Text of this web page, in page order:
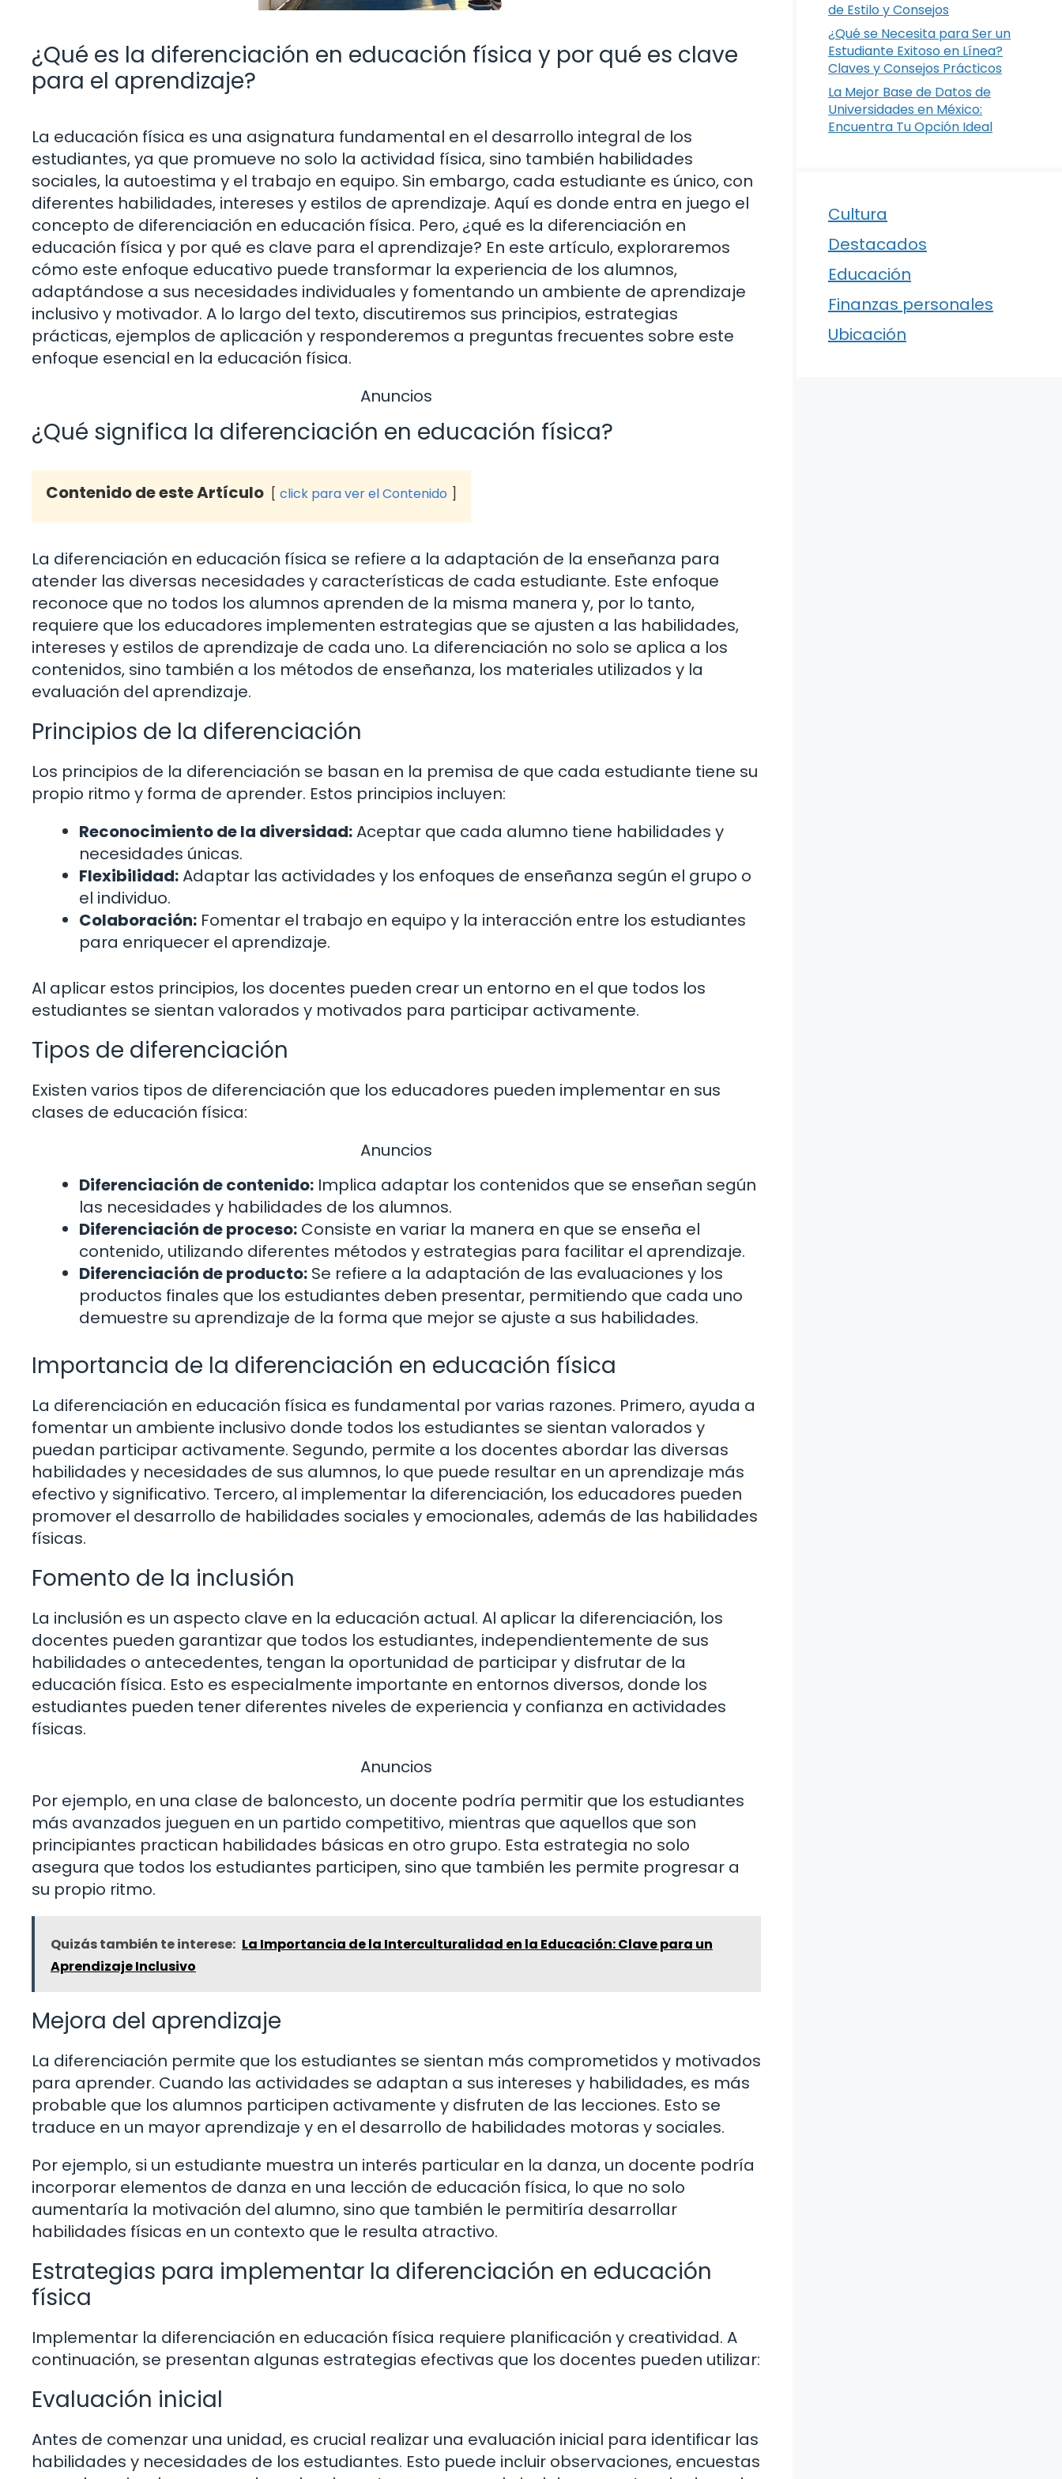
¿Qué es la diferenciación en educación física y por qué es clave
para el aprendizaje?
La educación física es una asignatura fundamental en el desarrollo integral de los
estudiantes, ya que promueve no solo la actividad física, sino también habilidades
sociales, la autoestima y el trabajo en equipo. Sin embargo, cada estudiante es único, con
diferentes habilidades, intereses y estilos de aprendizaje. Aquí es donde entra en juego el
concepto de diferenciación en educación física. Pero, ¿qué es la diferenciación en
educación física y por qué es clave para el aprendizaje? En este artículo, exploraremos
cómo este enfoque educativo puede transformar la experiencia de los alumnos,
adaptándose a sus necesidades individuales y fomentando un ambiente de aprendizaje
inclusivo y motivador. A lo largo del texto, discutiremos sus principios, estrategias
prácticas, ejemplos de aplicación y responderemos a preguntas frecuentes sobre este
enfoque esencial en la educación física.
Anuncios
¿Qué significa la diferenciación en educación física?
Contenido de este Artículo click para ver el Contenido
La diferenciación en educación física se refiere a la adaptación de la enseñanza para
atender las diversas necesidades y características de cada estudiante. Este enfoque
reconoce que no todos los alumnos aprenden de la misma manera y, por lo tanto,
requiere que los educadores implementen estrategias que se ajusten a las habilidades,
intereses y estilos de aprendizaje de cada uno. La diferenciación no solo se aplica a los
contenidos, sino también a los métodos de enseñanza, los materiales utilizados y la
evaluación del aprendizaje.
Principios de la diferenciación
Los principios de la diferenciación se basan en la premisa de que cada estudiante tiene su
propio ritmo y forma de aprender. Estos principios incluyen:
Reconocimiento de la diversidad:Aceptar que cada alumno tiene habilidades y
necesidades únicas.
Flexibilidad:Adaptar las actividades y los enfoques de enseñanza según el grupo o
el individuo.
Colaboración: Fomentar el trabajo en equipo y la interacción entre los estudiantes
para enriquecer el aprendizaje.
Al aplicar estos principios, los docentes pueden crear un entorno en el que todos los
estudiantes se sientan valorados y motivados para participar activamente.
Tipos de diferenciación
Existen varios tipos de diferenciación que los educadores pueden implementar en sus
clases de educación física:
Anuncios
Diferenciación de contenido: Implica adaptar los contenidos que se enseñan según
las necesidades y habilidades de los alumnos.
Diferenciación de proceso: Consiste en variar la manera en que se enseña el
contenido, utilizando diferentes métodos y estrategias para facilitar el aprendizaje.
Diferenciación de producto: Se refiere a la adaptación de las evaluaciones y los
productos finales que los estudiantes deben presentar, permitiendo que cada uno
demuestre su aprendizaje de la forma que mejor se ajuste a sus habilidades.
Importancia de la diferenciación en educación física
La diferenciación en educación física es fundamental por varias razones. Primero, ayuda a
fomentar un ambiente inclusivo donde todos los estudiantes se sientan valorados y
puedan participar activamente. Segundo, permite a los docentes abordar las diversas
habilidades y necesidades de sus alumnos, lo que puede resultar en un aprendizaje más
efectivo y significativo. Tercero, al implementar la diferenciación, los educadores pueden
promover el desarrollo de habilidades sociales y emocionales, además de las habilidades
físicas.
Fomento de la inclusión
La inclusión es un aspecto clave en la educación actual. Al aplicar la diferenciación, los
docentes pueden garantizar que todos los estudiantes, independientemente de sus
habilidades o antecedentes, tengan la oportunidad de participar y disfrutar de la
educación física. Esto es especialmente importante en entornos diversos, donde los
estudiantes pueden tener diferentes niveles de experiencia y confianza en actividades
físicas.
Anuncios
Por ejemplo, en una clase de baloncesto, un docente podría permitir que los estudiantes
más avanzados jueguen en un partido competitivo, mientras que aquellos que son
principiantes practican habilidades básicas en otro grupo. Esta estrategia no solo
asegura que todos los estudiantes participen, sino que también les permite progresar a
su propio ritmo.
Quizás también te interese: La Importancia de la Interculturalidad en la Educación: Clave para un
Aprendizaje Inclusivo
Mejora del aprendizaje
La diferenciación permite que los estudiantes se sientan más comprometidos y motivados
para aprender. Cuando las actividades se adaptan a sus intereses y habilidades, es más
probable que los alumnos participen activamente y disfruten de las lecciones. Esto se
traduce en un mayor aprendizaje y en el desarrollo de habilidades motoras y sociales.
Por ejemplo, si un estudiante muestra un interés particular en la danza, un docente podría
incorporar elementos de danza en una lección de educación física, lo que no solo
aumentaría la motivación del alumno, sino que también le permitiría desarrollar
habilidades físicas en un contexto que le resulta atractivo.
Estrategias para implementar la diferenciación en educación
física
Implementar la diferenciación en educación física requiere planificación y creatividad. A
continuación, se presentan algunas estrategias efectivas que los docentes pueden utilizar:
Evaluación inicial
Antes de comenzar una unidad, es crucial realizar una evaluación inicial para identificar las
habilidades y necesidades de los estudiantes. Esto puede incluir observaciones, encuestas
de Estilo y Consejos
¿Qué se Necesita para Ser un
Estudiante Exitoso en Línea?
Claves y Consejos Prácticos
La Mejor Base de Datos de
Universidades en México:
Encuentra Tu Opción Ideal
Cultura
Destacados
Educación
Finanzas personales
Ubicación